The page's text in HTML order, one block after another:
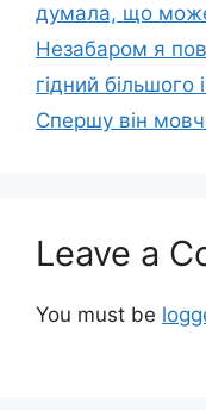
думала, що
Незабаром я
гідний
Спершу він
Leave a
You must be